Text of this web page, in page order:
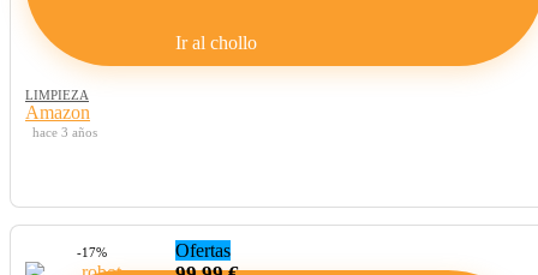
Ir al chollo
LIMPIEZA
Amazon
hace 3 años
Ofertas
-17%